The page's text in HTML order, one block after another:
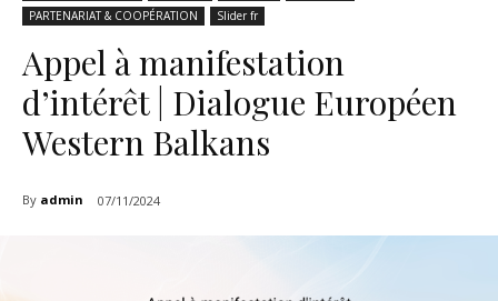
PARTENARIAT & COOPÉRATION
Slider fr
Appel à manifestation
d’intérêt | Dialogue Européen
Western Balkans
By admin 07/11/2024